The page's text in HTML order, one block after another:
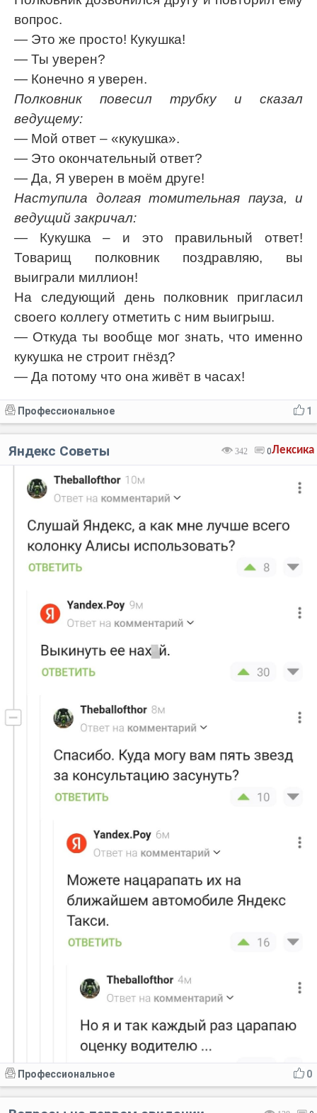
вопрос.
— Это же просто! Кукушка!
— Ты уверен?
— Конечно я уверен.
Полковник повесил трубку и сказал
ведущему:
— Мой ответ – «кукушка».
— Это окончательный ответ?
— Да, Я уверен в моём друге!
Наступила долгая томительная пауза, и
ведущий закричал:
— Кукушка – и это правильный ответ!
Товарищ полковник поздравляю, вы
выиграли миллион!
На следующий день полковник пригласил
своего коллегу отметить с ним выигрыш.
— Откуда ты вообще мог знать, что именно
кукушка не строит гнёзд?
— Да потому что она живёт в часах!
1
Профессиональное
Лексика
342 0
Яндекс Советы
0
Профессиональное